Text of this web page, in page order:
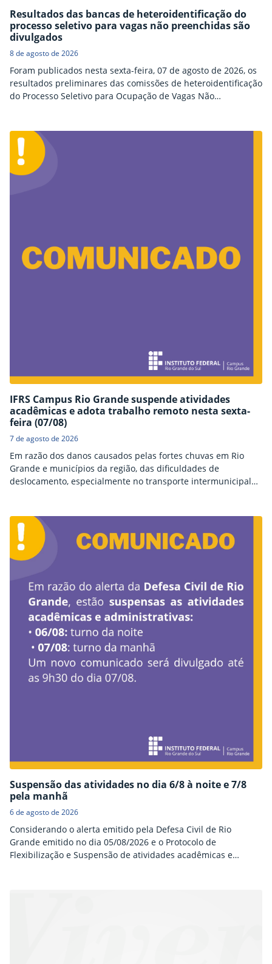
Resultados das bancas de heteroidentificação do
processo seletivo para vagas não preenchidas são
divulgados
8 de agosto de 2026
Foram publicados nesta sexta-feira, 07 de agosto de 2026, os
resultados preliminares das comissões de heteroidentificação
do Processo Seletivo para Ocupação de Vagas Não
IFRS Campus Rio Grande suspende atividades
acadêmicas e adota trabalho remoto nesta sexta-
feira (07/08)
7 de agosto de 2026
Em razão dos danos causados pelas fortes chuvas em Rio
Grande e municípios da região, das dificuldades de
deslocamento, especialmente no transporte intermunicipal
Acadêmicas e Administrativas do IFRS, o Campus Rio Grande
informa que as atividades acadêmicas estarão suspensas
nos…
Suspensão das atividades no dia 6/8 à noite e 7/8
pela manhã
6 de agosto de 2026
Considerando o alerta emitido pela Defesa Civil de Rio
Grande emitido no dia 05/08/2026 e o Protocolo de
Flexibilização e Suspensão de atividades acadêmicas e